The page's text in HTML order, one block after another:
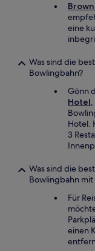
eine
Was sind die
Bowlingbahn?
Gönn
Hotel
Hotel.
3
Was sind die
Bowlingbahn mit
Für
einen